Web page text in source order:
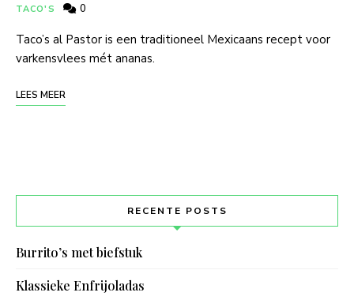
TACO'S 0
Taco’s al Pastor is een traditioneel Mexicaans recept voor
varkensvlees mét ananas.
LEES MEER
RECENTE POSTS
Burrito’s met biefstuk
Klassieke Enfrijoladas